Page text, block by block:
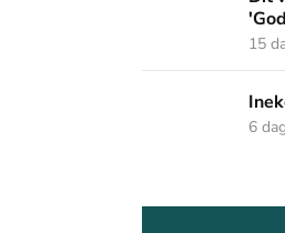
15
Ineke vertelt
6